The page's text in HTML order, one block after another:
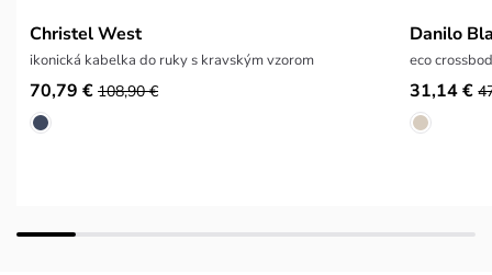
Christel West
ikonická kabelka do ruky s kravským vzorom
70,79 € 108,90 €
Danilo
eco
31,14 €